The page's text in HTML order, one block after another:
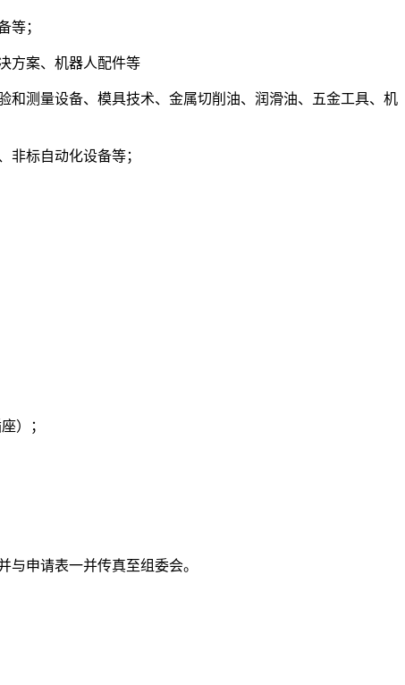
等；
方案、机器人配件等
测量设备、模具技术、金属切削油、润滑油、五金工具、机
非标自动化设备等；
）；
申请表一并传真至组委会。